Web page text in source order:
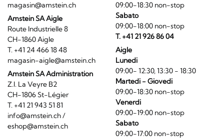
magasin@amstein.ch
Amstein SA Aigle
Route Industrielle 8
CH-1860 Aigle
T. +41 24 466 18 48
magasin-aigle@amstein.ch
Amstein SA Administration
Z.I. La Veyre B2
CH-1806 St-Légier
T. +41 21 943 51 81
info@amstein.ch/
eshop@amstein.ch
09:00-18:30 non-stop
Sabato
09:00-18:00 non-stop
T. +41 21 926 86 04
Aigle
Lunedi
09:00- 12:30, 13:30 - 18:30
Martedi - Giovedi
09:00-18:30 non-stop
Venerdi
09:00-19:00 non-stop
Sabato
09:00-17:00 non-stop